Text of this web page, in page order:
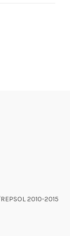
2010-2015